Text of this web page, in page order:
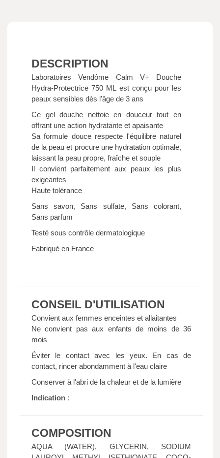
DESCRIPTION
Laboratoires Vendôme Calm V+ Douche
Hydra-Protectrice 750 ML est conçu pour les
peaux sensibles dès l'âge de 3 ans
Ce gel douche nettoie en douceur tout en
offrant une action hydratante et apaisante
Sa formule douce respecte l'équilibre naturel
de la peau et procure une hydratation optimale,
laissant la peau propre, fraîche et souple
Il convient parfaitement aux peaux les plus
exigeantes
Haute tolérance
Sans savon, Sans sulfate, Sans colorant,
Sans parfum
Testé sous contrôle dermatologique
Fabriqué en France
CONSEIL D'UTILISATION
Convient aux femmes enceintes et allaitantes
Ne convient pas aux enfants de moins de 36
mois
Éviter le contact avec les yeux. En cas de
contact, rincer abondamment à l'eau claire
Conserver à l'abri de la chaleur et de la lumière
Indication :
COMPOSITION
AQUA (WATER), GLYCERIN, SODIUM